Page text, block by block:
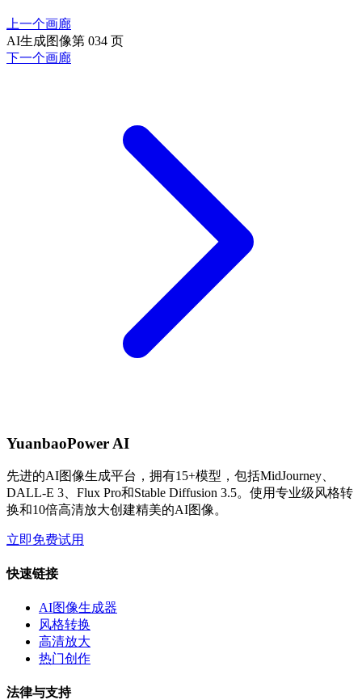
上一个画廊
AI生成图像第 034 页
下一个画廊
YuanbaoPower AI
先进的AI图像生成平台，拥有15+模型，包括MidJourney、
DALL-E 3、Flux Pro和Stable Diffusion 3.5。使用专业级风格转
换和10倍高清放大创建精美的AI图像。
立即免费试用
快速链接
AI图像生成器
风格转换
高清放大
热门创作
法律与支持